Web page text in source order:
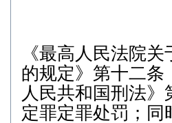
《最高人民法院
的规定》第十二
人民共和国刑法
定罪定罪处罚；